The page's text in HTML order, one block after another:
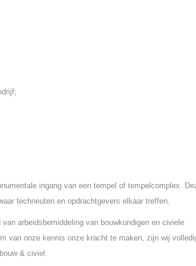
ingang van een tempel of tempelcomplex.
techneuten en opdrachtgevers elkaar treffen.
arbeidsbemiddeling van bouwkundigen en civiele
van onze kennis onze kracht te maken, zijn wij
& civiel.